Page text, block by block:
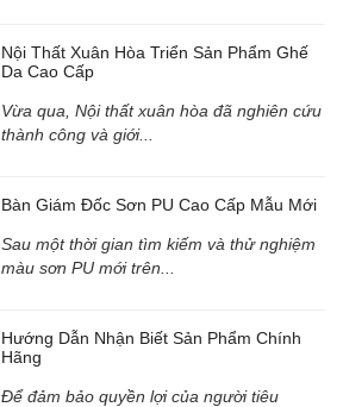
Nội Thất Xuân Hòa Triển Sản Phẩm Ghế
Da Cao Cấp
Vừa qua, Nội thất xuân hòa đã nghiên cứu
thành công và giới...
Bàn Giám Đốc Sơn PU Cao Cấp Mẫu Mới
Sau một thời gian tìm kiếm và thử nghiệm
màu sơn PU mới trên...
Hướng Dẫn Nhận Biết Sản Phẩm Chính
Hãng
Để đảm bảo quyền lợi của người tiêu